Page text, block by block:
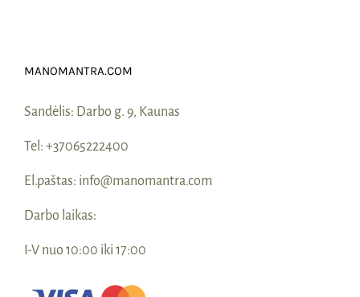
MANOMANTRA.COM
Sandėlis: Darbo g. 9, Kaunas
Tel: +37065222400
El.paštas: info@manomantra.com
Darbo laikas:
I-V nuo 10:00 iki 17:00